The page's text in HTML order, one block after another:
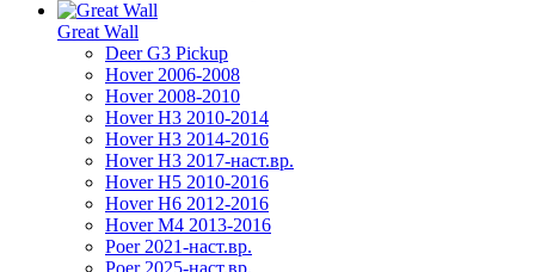
Great Wall
Deer G3 Pickup
Hover 2006-2008
Hover 2008-2010
Hover H3 2010-2014
Hover H3 2014-2016
Hover H3 2017-наст.вр.
Hover H5 2010-2016
Hover H6 2012-2016
Hover M4 2013-2016
Poer 2021-наст.вр.
Poer 2025-наст.вр.